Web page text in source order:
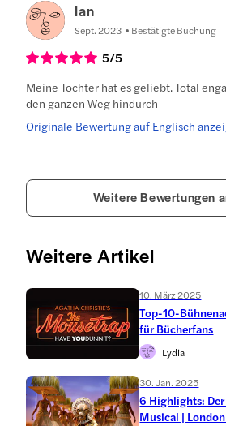
Ian
Sept. 2023 Bestätigte Buchung
5/5
Meine Tochter hat es geliebt. Total
den ganzen Weg hindurch
Originale Bewertung auf Englisch
Weitere Bewertungen
Weitere Artikel
10. März 2025
Top-10-
für Bücherfans
Lydia
30. Jan. 2025
6 Highlights:
Musical |